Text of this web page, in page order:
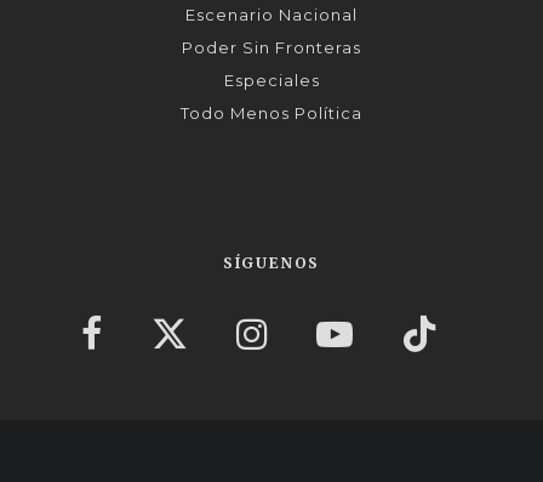
Escenario Nacional
Poder Sin Fronteras
Especiales
Todo Menos Política
SÍGUENOS